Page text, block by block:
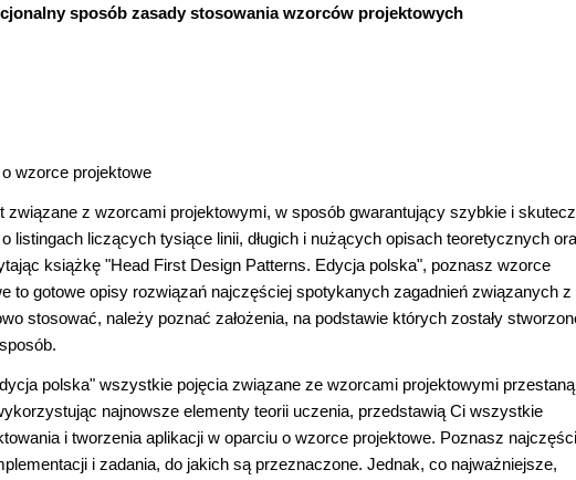
sposób zasady stosowania wzorców projektowych
wzorce projektowe
z wzorcami projektowymi, w sposób gwarantujący szybkie i
listingach liczących tysiące linii, długich i nużących opisach teoretycznych
książkę "Head First Design Patterns. Edycja polska", poznasz wzorce
to gotowe opisy rozwiązań najczęściej spotykanych zagadnień związanych z
stosować, należy poznać założenia, na podstawie których zostały
polska" wszystkie pojęcia związane ze wzorcami projektowymi
najnowsze elementy teorii uczenia, przedstawią Ci wszystkie
i tworzenia aplikacji w oparciu o wzorce projektowe. Poznasz
i zadania, do jakich są przeznaczone. Jednak, co najważniejsze,